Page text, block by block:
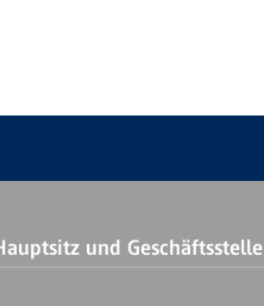
und Geschäftsstelle